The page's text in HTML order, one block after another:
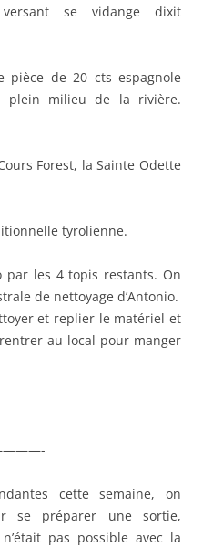
se vidange dixit
pièce de 20 cts espagnole
plein milieu de la rivière.
Forest, la Sainte Odette
tyrolienne.
par les 4 topis restants. On
de nettoyage d’Antonio.
et replier le matériel et
au local pour manger
cette semaine, on
se préparer une sortie,
pas possible avec la